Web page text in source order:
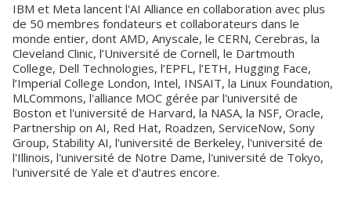
IBM et Meta lancent l'AI Alliance en collaboration avec plus
de 50 membres fondateurs et collaborateurs dans le
monde entier, dont AMD, Anyscale, le CERN, Cerebras, la
Cleveland Clinic, l’Université de Cornell, le Dartmouth
College, Dell Technologies, l’EPFL, l’ETH, Hugging Face,
l’Imperial College London, Intel, INSAIT, la Linux Foundation,
MLCommons, l'alliance MOC gérée par l'université de
Boston et l'université de Harvard, la NASA, la NSF, Oracle,
Partnership on AI, Red Hat, Roadzen, ServiceNow, Sony
Group, Stability AI, l'université de Berkeley, l'université de
l'Illinois, l'université de Notre Dame, l'université de Tokyo,
l'université de Yale et d'autres encore.